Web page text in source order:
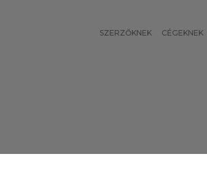
SZERZŐKNEK CÉGEKNEK